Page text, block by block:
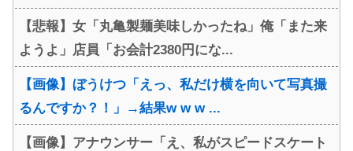
【悲報】女「丸亀製麺美味しかったね」俺「また来
ようよ」店員「お会計2380円にな...
【画像】ぼうけつ「えっ、私だけ横を向いて写真撮
るんですか？！」→結果w w w ...
【画像】アナウンサー「え、私がスピードスケート